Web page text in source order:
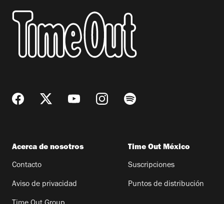
Acerca de nosotros
Contacto
Aviso de privacidad
Time Out México
Suscripciones
Puntos de distribución